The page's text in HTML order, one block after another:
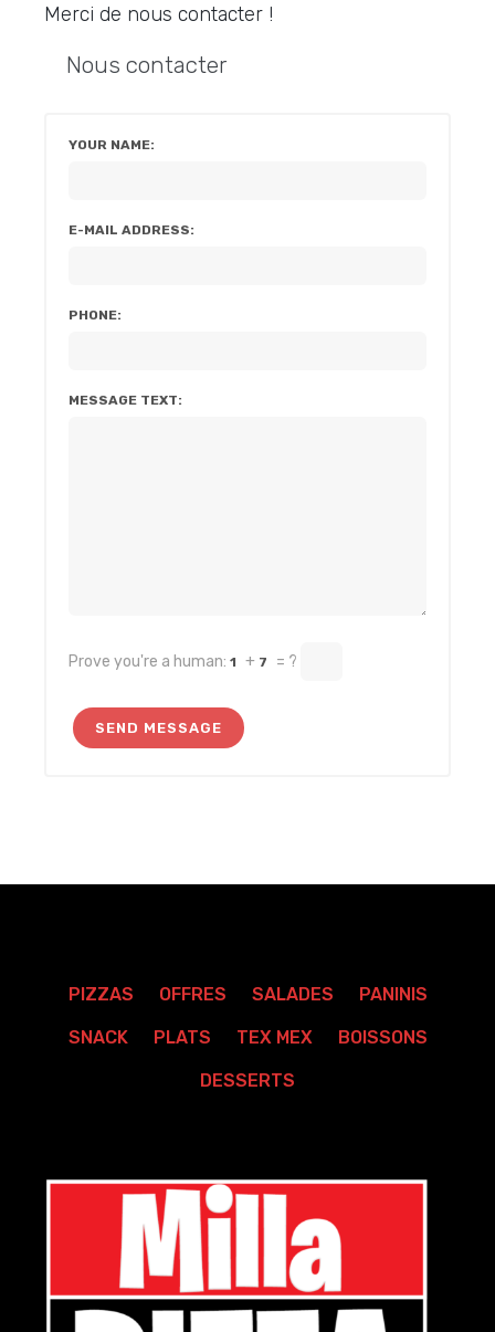
Merci de nous contacter !
Nous contacter
YOUR NAME:
E-MAIL ADDRESS:
PHONE:
MESSAGE TEXT:
Prove you're a human: 1 + 7 = ?
PIZZAS OFFRES SALADES PANINIS
SNACK PLATS TEX MEX BOISSONS
DESSERTS